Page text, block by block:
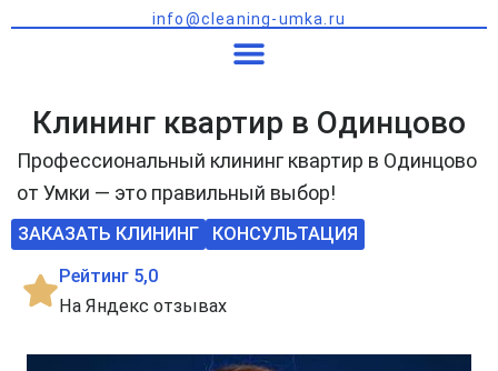
info@cleaning-umka.ru
Клининг квартир в Одинцово
Профессиональный клининг квартир в Одинцово
от Умки — это правильный выбор!
ЗАКАЗАТЬ КЛИНИНГ
КОНСУЛЬТАЦИЯ
Рейтинг 5,0
На Яндекс отзывах